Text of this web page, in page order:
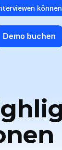
Demo buchen